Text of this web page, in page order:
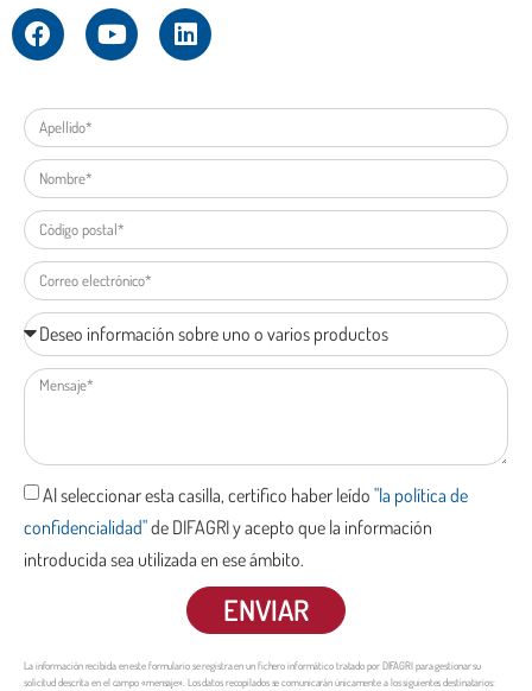
Al seleccionar esta casilla, certifico haber leído "la política de
confidencialidad"de DIFAGRI y acepto que la información
introducida sea utilizada en ese ámbito.
ENVIAR
La información recibida en este formulario se registra en un fichero informático tratado por DIFAGRI para gestionar su
solicitud descrita en el campo «mensaje». Los datos recopilados se comunicarán únicamente a los siguientes destinatarios: